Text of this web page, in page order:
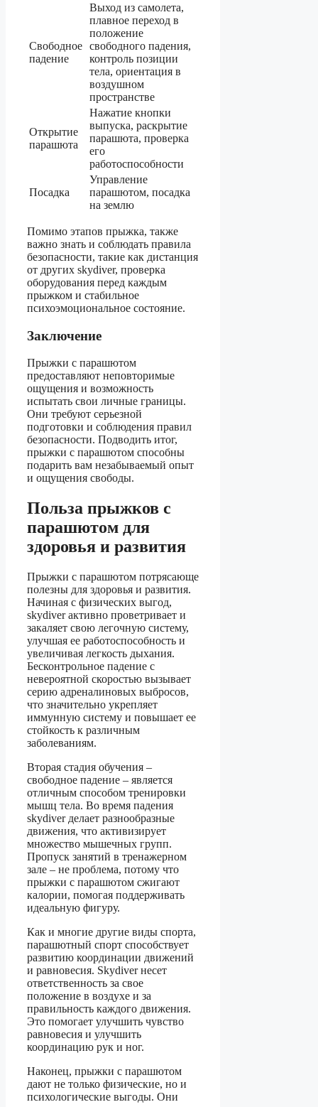
Свободное
падение
Выход из самолета,
плавное переход в
положение
свободного падения,
контроль позиции
тела, ориентация в
воздушном
пространстве
Открытие
парашюта
Нажатие кнопки
выпуска, раскрытие
парашюта, проверка
его
работоспособности
Посадка
Управление
парашютом, посадка
на землю
Помимо этапов прыжка, также
важно знать и соблюдать правила
безопасности, такие как дистанция
от других skydiver, проверка
оборудования перед каждым
прыжком и стабильное
психоэмоциональное состояние.
Заключение
Прыжки с парашютом
предоставляют неповторимые
ощущения и возможность
испытать свои личные границы.
Они требуют серьезной
подготовки и соблюдения правил
безопасности. Подводить итог,
прыжки с парашютом способны
подарить вам незабываемый опыт
и ощущения свободы.
Польза прыжков с
парашютом для
здоровья и развития
Прыжки с парашютом потрясающе
полезны для здоровья и развития.
Начиная с физических выгод,
skydiver активно проветривает и
закаляет свою легочную систему,
улучшая ее работоспособность и
увеличивая легкость дыхания.
Бесконтрольное падение с
невероятной скоростью вызывает
серию адреналиновых выбросов,
что значительно укрепляет
иммунную систему и повышает ее
стойкость к различным
заболеваниям.
Вторая стадия обучения –
свободное падение – является
отличным способом тренировки
мышц тела. Во время падения
skydiver делает разнообразные
движения, что активизирует
множество мышечных групп.
Пропуск занятий в тренажерном
зале – не проблема, потому что
прыжки с парашютом сжигают
калории, помогая поддерживать
идеальную фигуру.
Как и многие другие виды спорта,
парашютный спорт способствует
развитию координации движений
и равновесия. Skydiver несет
ответственность за свое
положение в воздухе и за
правильность каждого движения.
Это помогает улучшить чувство
равновесия и улучшить
координацию рук и ног.
Наконец, прыжки с парашютом
дают не только физические, но и
психологические выгоды. Они